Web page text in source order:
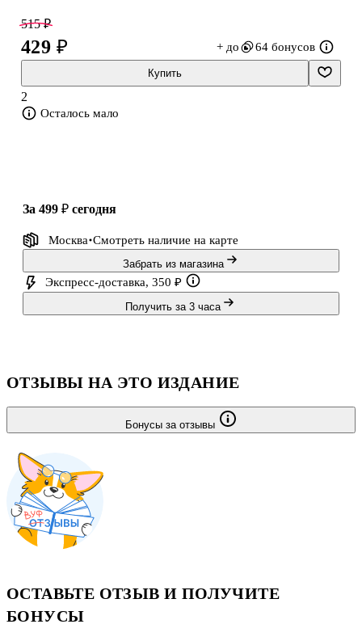
познакомится с составными именными числами, узнает, как
найти число по его части, и разберется с тем, как комбинировать
несколько методов решения в одной задаче. В конце книги
приведены задачи и примеры на устный счет и ответы к каждому
заданию с кратким алгоритмом реш
515 ₽
429 ₽ + до 64 бонусов
Купить
2
Осталось мало
за 499 ₽ сегодня
Москва Смотреть наличие на карте
Забрать из магазина
Экспресс-доставка, 350 ₽
Получить за 3 часа
ОТЗЫВЫ НА ЭТО ИЗДАНИЕ
Бонусы за отзывы
ОСТАВЬТЕ ОТЗЫВ И ПОЛУЧИТЕ
БОНУСЫ